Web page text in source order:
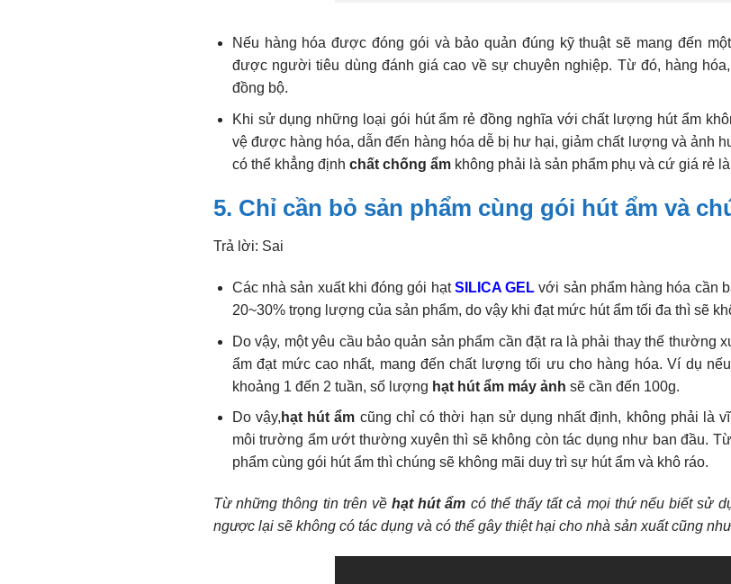
Nếu hàng hóa được đóng gói và bảo quản đúng kỹ thuật sẽ mang đến
được người tiêu dùng đánh giá cao về sự chuyên nghiệp. Từ đó, hàng
đồng bộ.
Khi sử dụng những loại gói hút ẩm rẻ đồng nghĩa với chất lượng hút ẩm
vệ được hàng hóa, dẫn đến hàng hóa dễ bị hư hại, giảm chất lượng và ảnh
có thể khẳng định chất chống ẩm không phải là sản phẩm phụ và cứ giá rẻ là
5. Chỉ cần bỏ sản phẩm cùng gói hút ẩm và
Trả lời: Sai
Các nhà sản xuất khi đóng gói hạtSILICA GEL với sản phẩm hàng hóa cần
20~30% trọng lượng của sản phẩm, do vậy khi đạt mức hút ẩm tối đa thì sẽ
Do vậy, một yêu cầu bảo quản sản phẩm cần đặt ra là phải thay thế thường
ẩm đạt mức cao nhất, mang đến chất lượng tối ưu cho hàng hóa. Ví dụ
khoảng 1 đến 2 tuần, số lượng hạt hút ẩm máy ảnh sẽ cần đến 100g.
Do vậy, hạt hút ẩm cũng chỉ có thời hạn sử dụng nhất định, không phải là
môi trường ẩm ướt thường xuyên thì sẽ không còn tác dụng như ban đầu.
phẩm cùng gói hút ẩm thì chúng sẽ không mãi duy trì sự hút ẩm và khô ráo.
Từ những thông tin trên vềhạt hút ẩm có thể thấy tất cả mọi thứ nếu biết sử
ngược lại sẽ không có tác dụng và có thể gây thiệt hại cho nhà sản xuất cũng